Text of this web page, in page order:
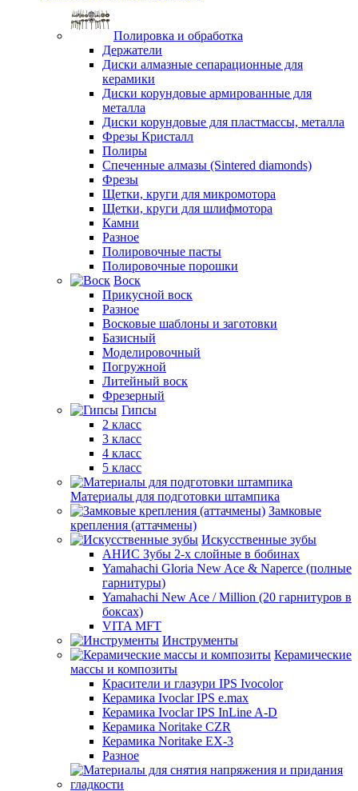
Полировка и обработка
Держатели
Диски алмазные сепарационные для
керамики
Диски корундовые армированные для
металла
Диски корундовые для пластмассы, металла
Фрезы Кристалл
Полиры
Спеченные алмазы (Sintered diamonds)
Фрезы
Щетки, круги для микромотора
Щетки, круги для шлифмотора
Камни
Разное
Полировочные пасты
Полировочные порошки
Воск
Прикусной воск
Разное
Восковые шаблоны и заготовки
Базисный
Моделировочный
Погружной
Литейный воск
Фрезерный
Гипсы
2 класс
3 класс
4 класс
5 класс
Материалы для подготовки штампика
Замковые
крепления (аттачмены)
Искусственные зубы
АНИС Зубы 2-х слойные в бобинах
Yamahachi Gloria New Ace & Naperce (полные
гарнитуры)
Yamahachi New Ace / Million (20 гарнитуров в
боксах)
VITA MFT
Инструменты
Керамические
массы и композиты
Красители и глазури IPS Ivocolor
Керамика Ivoclar IPS e.max
Керамика Ivoclar IPS InLine A-D
Керамика Noritake CZR
Керамика Noritake EX-3
Разное